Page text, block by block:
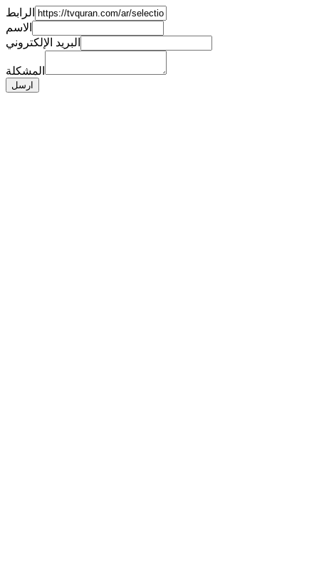
الرابط
الاسم
البريد الإلكتروني
المشكلة
ارسل